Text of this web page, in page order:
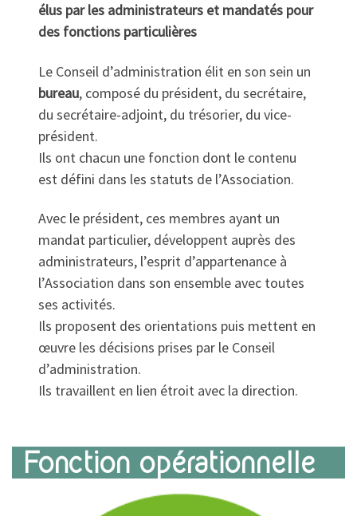
élus par les administrateurs et mandatés pour
des fonctions particulières
Le Conseil d’administration élit en son sein un
bureau, composé du président, du secrétaire,
du secrétaire-adjoint, du trésorier, du vice-
président.
Ils ont chacun une fonction dont le contenu
est défini dans les statuts de l’Association.
Avec le président, ces membres ayant un
mandat particulier, développent auprès des
administrateurs, l’esprit d’appartenance à
l’Association dans son ensemble avec toutes
ses activités.
Ils proposent des orientations puis mettent en
œuvre les décisions prises par le Conseil
d’administration.
Ils travaillent en lien étroit avec la direction.
Fonction opérationnelle